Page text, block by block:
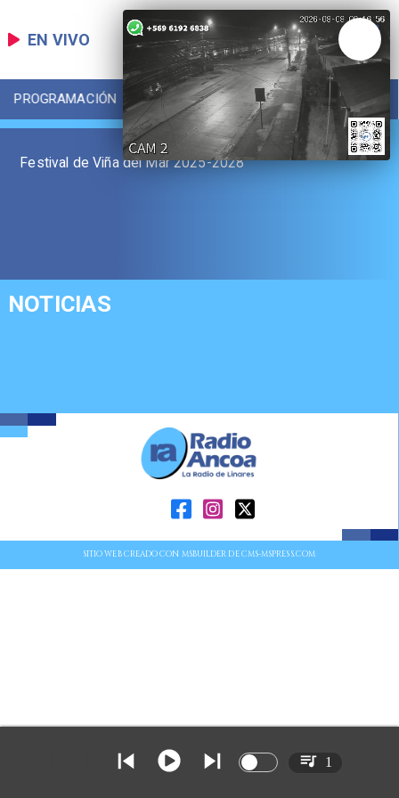
EN VIVO
PROGRAMACIÓN LOCAL DEPORTES
Festival de Viña del Mar 2025-2028
NOTICIAS
SITIO WEB CREADO CON MSBUILDER DE CMS-MSPRESS.COM
1